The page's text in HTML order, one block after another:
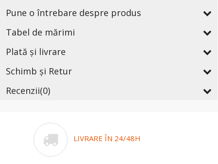
Pune o întrebare despre produs
Tabel de mărimi
Plată și livrare
Schimb și Retur
Recenzii(0)
LIVRARE ÎN 24/48H